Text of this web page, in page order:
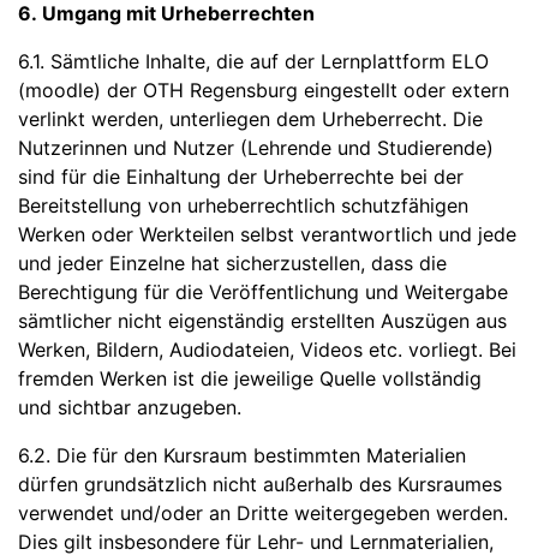
6. Umgang mit Urheberrechten
6.1. Sämtliche Inhalte, die auf der Lernplattform ELO
(moodle) der OTH Regensburg eingestellt oder extern
verlinkt werden, unterliegen dem Urheberrecht. Die
Nutzerinnen und Nutzer (Lehrende und Studierende)
sind für die Einhaltung der Urheberrechte bei der
Bereitstellung von urheberrechtlich schutzfähigen
Werken oder Werkteilen selbst verantwortlich und jede
und jeder Einzelne hat sicherzustellen, dass die
Berechtigung für die Veröffentlichung und Weitergabe
sämtlicher nicht eigenständig erstellten Auszügen aus
Werken, Bildern, Audiodateien, Videos etc. vorliegt. Bei
fremden Werken ist die jeweilige Quelle vollständig
und sichtbar anzugeben.
6.2. Die für den Kursraum bestimmten Materialien
dürfen grundsätzlich nicht außerhalb des Kursraumes
verwendet und/oder an Dritte weitergegeben werden.
Dies gilt insbesondere für Lehr- und Lernmaterialien,